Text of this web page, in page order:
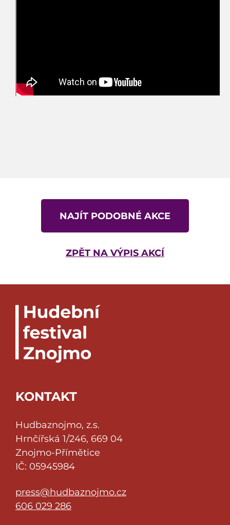
NAJÍT PODOBNÉ AKCE
ZPĚT NA VÝPIS AKCÍ
KONTAKT
Hudbaznojmo, z.s.
Hrnčířská 1/246, 669 04
Znojmo-Přímětice
IČ: 05945984
press@hudbaznojmo.cz
606 029 286